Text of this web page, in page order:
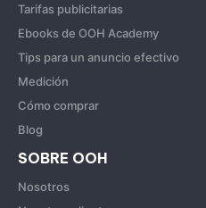
Tarifas publicitarias
Ebooks de OOH Academy
Tips para un anuncio efectivo
Medición
Cómo comprar
Blog
SOBRE OOH
Nosotros